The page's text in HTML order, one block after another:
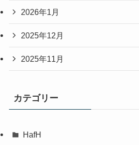
2026年1月
2025年12月
2025年11月
カテゴリー
HafH